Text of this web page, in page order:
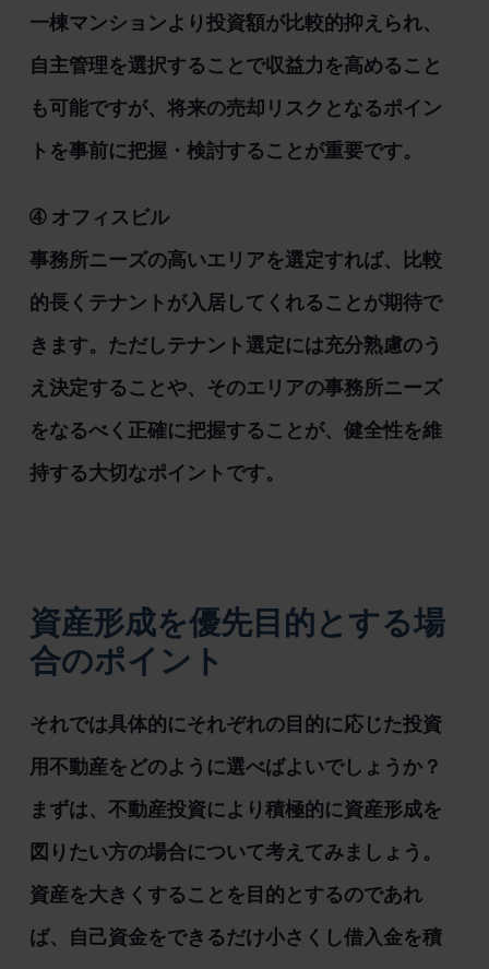
一棟マンションより投資額が比較的抑えられ、
自主管理を選択することで収益力を高めること
も可能ですが、将来の売却リスクとなるポイン
トを事前に把握・検討することが重要です。
➃ オフィスビル
事務所ニーズの高いエリアを選定すれば、比較
的長くテナントが入居してくれることが期待で
きます。ただしテナント選定には充分熟慮のう
え決定することや、そのエリアの事務所ニーズ
をなるべく正確に把握することが、健全性を維
持する大切なポイントです。
資産形成を優先目的とする場
合のポイント
それでは具体的にそれぞれの目的に応じた投資
用不動産をどのように選べばよいでしょうか？
まずは、不動産投資により積極的に資産形成を
図りたい方の場合について考えてみましょう。
資産を大きくすることを目的とするのであれ
ば、自己資金をできるだけ小さくし借入金を積